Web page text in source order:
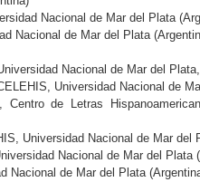
Nacional de Mar del Plata
Nacional de Mar del Plata
Nacional de Mar del
Universidad Nacional de
Centro de Letras
Universidad Nacional de Mar del
Nacional de Mar del Plata
Nacional de Mar del Plata